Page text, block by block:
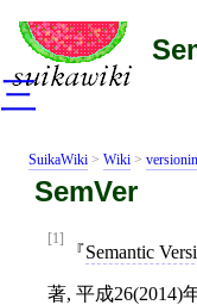
SuikaWiki > Wiki >
SemVer
[1]
Semantic
著, 平成26(2014)
三